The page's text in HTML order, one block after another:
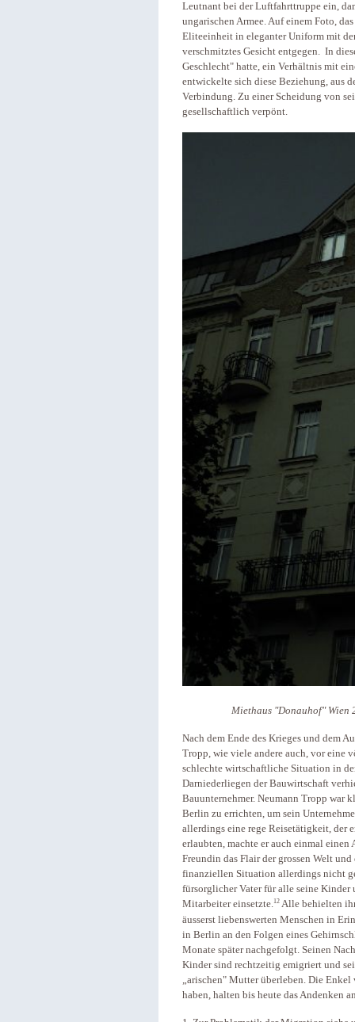
Leutnant bei der Luftfahrttruppe ein,
ungarischen Armee. Auf einem Foto,
Eliteeinheit in eleganter Uniform mit
verschmitztes Gesicht entgegen. In
Geschlecht" hatte, ein Verhältnis mit
entwickelte sich diese Beziehung, aus
Verbindung. Zu einer Scheidung von
gesellschaftlich verpönt.
Miethaus "Donauhof" Wien
Nach dem Ende des Krieges und dem
Tropp, wie viele andere auch, vor eine
schlechte wirtschaftliche Situation in
Darniederliegen der Bauwirtschaft
Bauunternehmer. Neumann Tropp war
Berlin zu errichten, um sein
allerdings eine rege Reisetätigkeit, der
erlaubten, machte er auch einmal
Freundin das Flair der grossen Welt
finanziellen Situation allerdings nicht
fürsorglicher Vater für alle seine Kinder
Mitarbeiter einsetzte.12 Alle behielten
äusserst liebenswerten Menschen in
in Berlin an den Folgen eines
Monate später nachgefolgt. Seinen
Kinder sind rechtzeitig emigriert und
„arischen" Mutter überleben. Die
haben, halten bis heute das Andenken